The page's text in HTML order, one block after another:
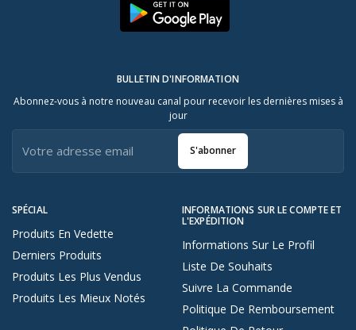
SPÉCIAL
Produits En Vedette
Derniers Produits
Produits Les Plus Vendus
Produits Les Mieux Notés
INFORMATIONS SUR LE COMPTE ET
L'EXPÉDITION
Informations Sur Le Profil
Liste De Souhaits
Suivre La Commande
Politique De Remboursement
BULLETIN D'INFORMATION
Abonnez-vous à notre nouveau canal pour recevoir les dernières mises à
jour
S'abonner